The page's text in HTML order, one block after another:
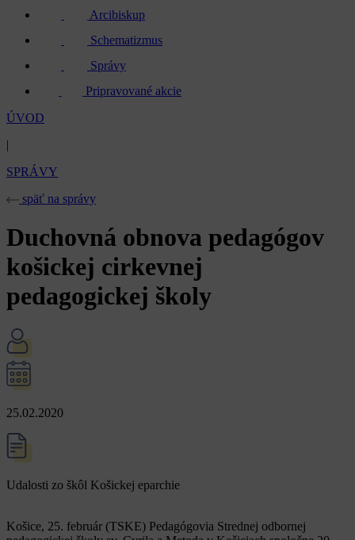
Arcibiskup
Schematizmus
Správy
Pripravované akcie
ÚVOD
|
SPRÁVY
späť na správy
Duchovná obnova pedagógov
košickej cirkevnej
pedagogickej školy
25.02.2020
Udalosti zo škôl Košickej eparchie
Košice, 25. február (TSKE) Pedagógovia Strednej odbornej